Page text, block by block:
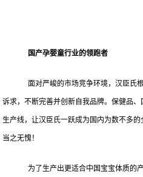
国产孕婴童行业的领跑者
面对严峻的市场竞争环境，汉臣氏
诉求，不断完善并创新自我品牌。保健品
生产线，让汉臣氏一跃成为国内为数不多
当之无愧！
为了生产出更适合中国宝宝体质的